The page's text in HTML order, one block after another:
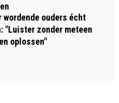
wordende ouders écht
"Luister zonder meteen
oplossen"